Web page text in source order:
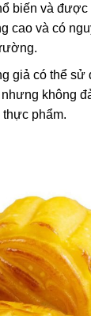
biến và được
cao và có
giả có thể sử
không
thực phẩm.